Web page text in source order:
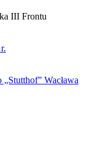
III Frontu
Wacława